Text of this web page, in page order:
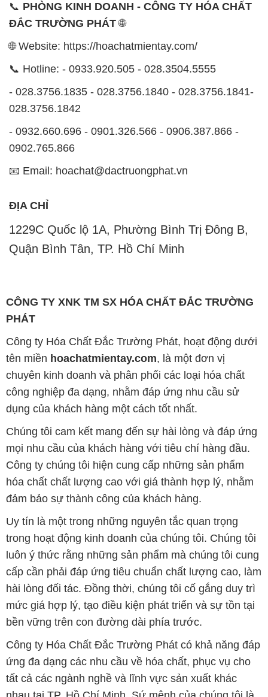
📞 PHÒNG KINH DOANH - CÔNG TY HÓA CHẤT
ĐẮC TRƯỜNG PHÁT🌐
🌐 Website: https://hoachatmientay.com/
📞 Hotline: - 0933.920.505 - 028.3504.5555
- 028.3756.1835 - 028.3756.1840 - 028.3756.1841-
028.3756.1842
- 0932.660.696 - 0901.326.566 - 0906.387.866 -
0902.765.866
📧 Email: hoachat@dactruongphat.vn
ĐỊA CHỈ
1229C Quốc lộ 1A, Phường Bình Trị Đông B,
Quận Bình Tân, TP. Hồ Chí Minh
CÔNG TY XNK TM SX HÓA CHẤT ĐẮC TRƯỜNG
PHÁT
Công ty Hóa Chất Đắc Trường Phát, hoạt động dưới
tên miền hoachatmientay.com, là một đơn vị
chuyên kinh doanh và phân phối các loại hóa chất
công nghiệp đa dạng, nhằm đáp ứng nhu cầu sử
dụng của khách hàng một cách tốt nhất.
Chúng tôi cam kết mang đến sự hài lòng và đáp ứng
mọi nhu cầu của khách hàng với tiêu chí hàng đầu.
Công ty chúng tôi hiện cung cấp những sản phẩm
hóa chất chất lượng cao với giá thành hợp lý, nhằm
đảm bảo sự thành công của khách hàng.
Uy tín là một trong những nguyên tắc quan trọng
trong hoạt động kinh doanh của chúng tôi. Chúng tôi
luôn ý thức rằng những sản phẩm mà chúng tôi cung
cấp cần phải đáp ứng tiêu chuẩn chất lượng cao, làm
hài lòng đối tác. Đồng thời, chúng tôi cố gắng duy trì
mức giá hợp lý, tạo điều kiện phát triển và sự tồn tại
bền vững trên con đường dài phía trước.
Công ty Hóa Chất Đắc Trường Phát có khả năng đáp
ứng đa dạng các nhu cầu về hóa chất, phục vụ cho
tất cả các ngành nghề và lĩnh vực sản xuất khác